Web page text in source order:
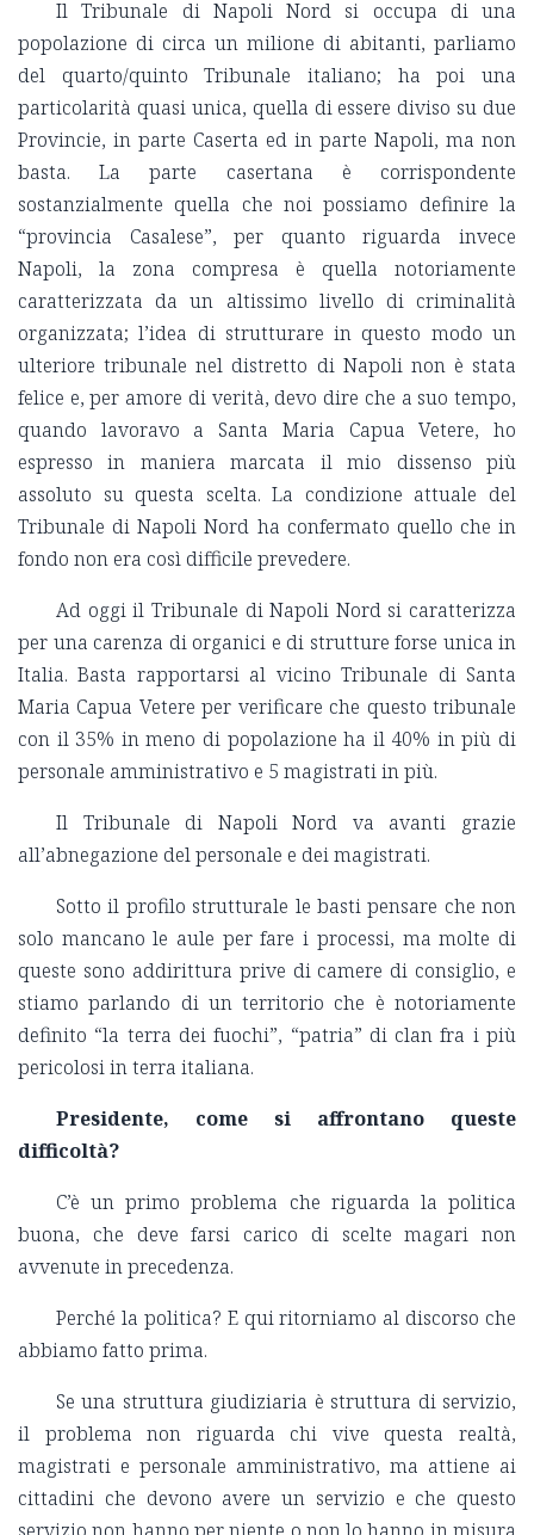
Il Tribunale di Napoli Nord si occupa di una
popolazione di circa un milione di abitanti, parliamo
del quarto/quinto Tribunale italiano; ha poi una
particolarità quasi unica, quella di essere diviso su due
Provincie, in parte Caserta ed in parte Napoli, ma non
basta. La parte casertana è corrispondente
sostanzialmente quella che noi possiamo definire la
“provincia Casalese”, per quanto riguarda invece
Napoli, la zona compresa è quella notoriamente
caratterizzata da un altissimo livello di criminalità
organizzata; l’idea di strutturare in questo modo un
ulteriore tribunale nel distretto di Napoli non è stata
felice e, per amore di verità, devo dire che a suo tempo,
quando lavoravo a Santa Maria Capua Vetere, ho
espresso in maniera marcata il mio dissenso più
assoluto su questa scelta. La condizione attuale del
Tribunale di Napoli Nord ha confermato quello che in
fondo non era così difficile prevedere.
Ad oggi il Tribunale di Napoli Nord si caratterizza
per una carenza di organici e di strutture forse unica in
Italia. Basta rapportarsi al vicino Tribunale di Santa
Maria Capua Vetere per verificare che questo tribunale
con il 35% in meno di popolazione ha il 40% in più di
personale amministrativo e 5 magistrati in più.
Il Tribunale di Napoli Nord va avanti grazie
all’abnegazione del personale e dei magistrati.
Sotto il profilo strutturale le basti pensare che non
solo mancano le aule per fare i processi, ma molte di
queste sono addirittura prive di camere di consiglio, e
stiamo parlando di un territorio che è notoriamente
definito “la terra dei fuochi”, “patria” di clan fra i più
pericolosi in terra italiana.
Presidente, come si affrontano queste
difficoltà?
C’è un primo problema che riguarda la politica
buona, che deve farsi carico di scelte magari non
avvenute in precedenza.
Perché la politica? E qui ritorniamo al discorso che
abbiamo fatto prima.
Se una struttura giudiziaria è struttura di servizio,
il problema non riguarda chi vive questa realtà,
magistrati e personale amministrativo, ma attiene ai
cittadini che devono avere un servizio e che questo